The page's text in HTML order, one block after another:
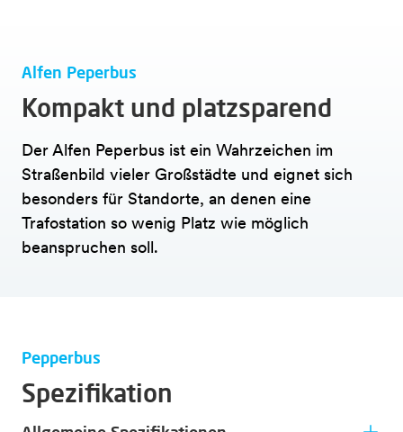
Alfen Peperbus
Kompakt und platzsparend
Der Alfen Peperbus ist ein Wahrzeichen im
Straßenbild vieler Großstädte und eignet sich
besonders für Standorte, an denen eine
Trafostation so wenig Platz wie möglich
beanspruchen soll.
Pepperbus
Spezifikation